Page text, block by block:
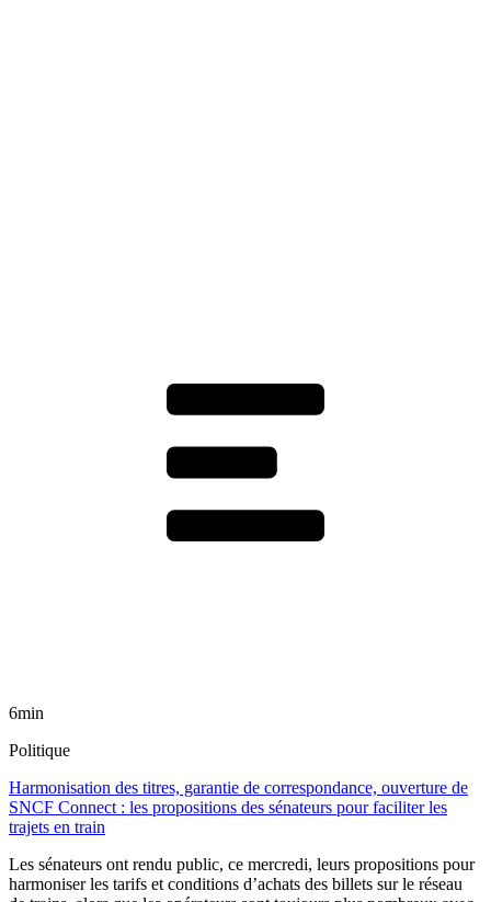
6min
Politique
Harmonisation des titres, garantie de correspondance, ouverture de
SNCF Connect : les propositions des sénateurs pour faciliter les
trajets en train
Les sénateurs ont rendu public, ce mercredi, leurs propositions pour
harmoniser les tarifs et conditions d’achats des billets sur le réseau